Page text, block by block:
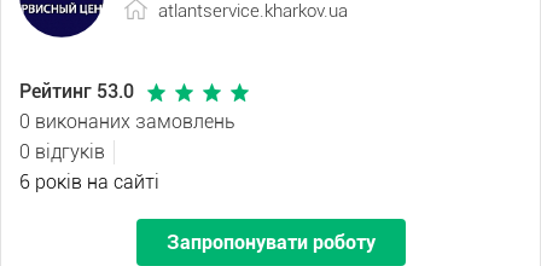
atlantservice.kharkov.ua
Рейтинг 53.0
0 виконаних замовлень
0 відгуків
6 років на сайті
Запропонувати роботу